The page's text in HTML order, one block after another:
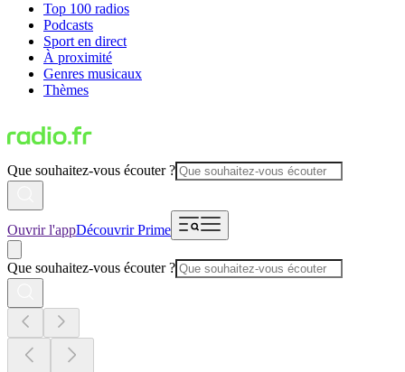
Top 100 radios
Podcasts
Sport en direct
À proximité
Genres musicaux
Thèmes
Que souhaitez-vous écouter ?
Ouvrir l'appDécouvrir Prime
Que souhaitez-vous écouter ?